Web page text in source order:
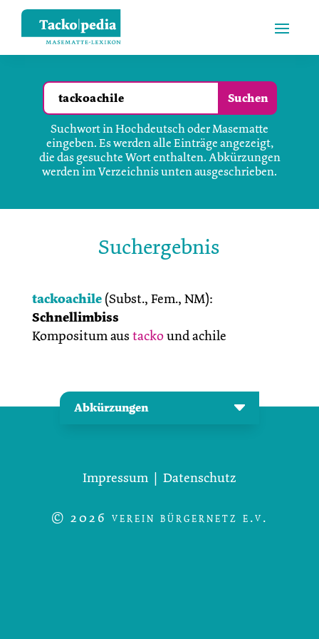
Suchwort in Hochdeutsch oder Masematte
eingeben. Es werden alle Einträge angezeigt,
die das gesuchte Wort enthalten. Abkürzungen
werden im Verzeichnis unten ausgeschrieben.
Suchergebnis
tackoachile(Subst., Fem., NM):
Schnellimbiss
Kompositum aus tackound achile
Abkürzungen
Impressum| Datenschutz
© 2026 verein bürgernetz e.v.